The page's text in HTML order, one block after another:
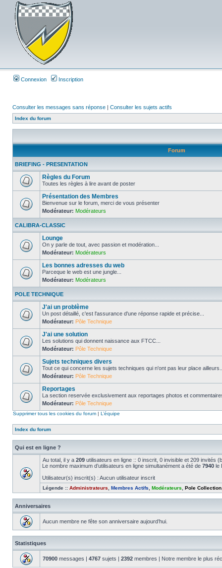
Connexion Inscription
Consulter les messages sans réponse | Consulter les sujets actifs
Index du forum
Forum
BRIEFING - PRESENTATION
Règles du Forum
Toutes les règles à lire avant de poster
Présentation des Membres
Bienvenue sur le forum, merci de vous présenter
Modérateur: Modérateurs
CALIBRA-CLASSIC
Lounge
On y parle de tout, avec passion et modération...
Modérateur: Modérateurs
Les bonnes adresses du web
Parceque le web est une jungle...
Modérateur: Modérateurs
POLE TECHNIQUE
J'ai un problème
Un post détaillé, c'est l'assurance d'une réponse rapide et précise...
Modérateur: Pôle Technique
J'ai une solution
Les solutions qui donnent naissance aux FTCC...
Modérateur: Pôle Technique
Sujets techniques divers
Tout ce qui concerne les sujets techniques qui n'ont pas leur place
Modérateur: Pôle Technique
Reportages
La section reservée exclusivement aux reportages photos et
Modérateur: Pôle Technique
Supprimer tous les cookies du forum | L’équipe
Index du forum
Qui est en ligne ?
Au total, il y a 209 utilisateurs en ligne :: 0 inscrit, 0 invisible et 209 invités
Le nombre maximum d’utilisateurs en ligne simultanément a été de 7940 le
Utilisateur(s) inscrit(s) : Aucun utilisateur inscrit
Légende :: Administrateurs Membres Actifs Modérateurs Pole Collection
Anniversaires
Aucun membre ne fête son anniversaire aujourd’hui.
Statistiques
70900 messages | 4767 sujets | 2392 membres | Notre membre le plus